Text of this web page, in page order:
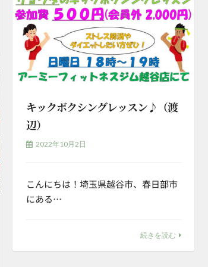
キックボクシングレッスン♪（渡
辺）
2022年10月2日
こんにちは！埼玉県越谷市、春日部市
にある…
続きを読む